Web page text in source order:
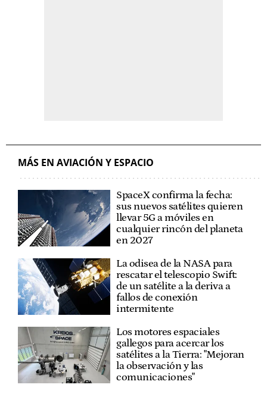
MÁS EN AVIACIÓN Y ESPACIO
SpaceX confirma la fecha:
sus nuevos satélites quieren
llevar 5G a móviles en
cualquier rincón del planeta
en 2027
La odisea de la NASA para
rescatar el telescopio Swift:
de un satélite a la deriva a
fallos de conexión
intermitente
Los motores espaciales
gallegos para acercar los
satélites a la Tierra: "Mejoran
la observación y las
comunicaciones"